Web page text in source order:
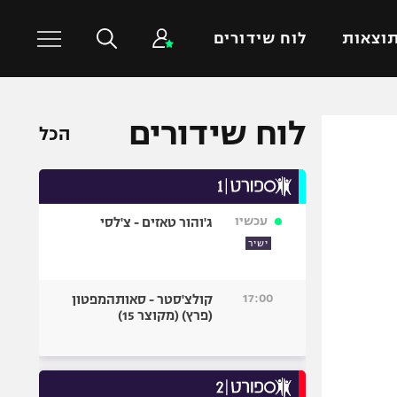
תוצאות לוח שידורים
כדורסל עולמי ענפים נוספים
כדורעף
אגרוף
UFC
היאבקות WWE
לוח שידורים הכל
עכשיו
ישיר
ג'והור טאזים - צ'לסי
17:00
קולצ'סטר - סאותהמפטון
(פרץ) (מקוצר 15)